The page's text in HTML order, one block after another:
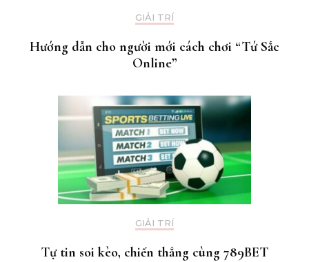
GIẢI TRÍ
Hướng dẫn cho người mới cách chơi “Tứ Sắc
Online”
GIẢI TRÍ
Tự tin soi kèo, chiến thắng cùng 789BET